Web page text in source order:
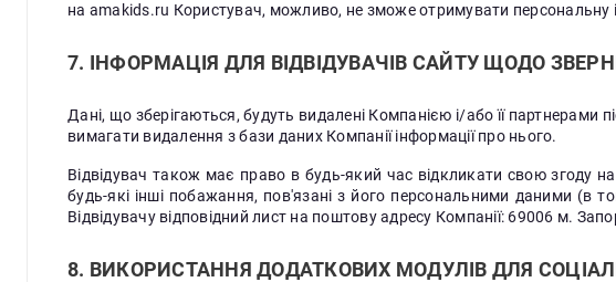
на amakids.ru Користувач, можливо, не зможе отримувати персональну
7. ІНФОРМАЦІЯ ДЛЯ ВІДВІДУВАЧІВ САЙТУ ЩОДО
Дані, що зберігаються, будуть видалені Компанією і/або її партнерами
вимагати видалення з бази даних Компанії інформації про нього.
Відвідувач також має право в будь-який час відкликати свою згоду
будь-які інші побажання, пов'язані з його персональними даними (в
Відвідувачу відповідний лист на поштову адресу Компанії: 69006 м.
8. ВИКОРИСТАННЯ ДОДАТКОВИХ МОДУЛІВ ДЛЯ